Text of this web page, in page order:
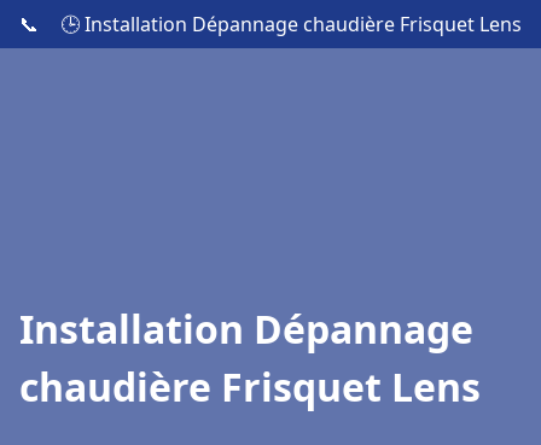
📞 🕒 Installation Dépannage chaudière Frisquet Lens
Installation Dépannage
chaudière Frisquet Lens